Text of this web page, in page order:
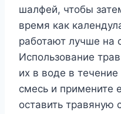
шалфей, чтобы
время как
работают лучше на
Использование
их в воде в
смесь и примените
оставить травяную